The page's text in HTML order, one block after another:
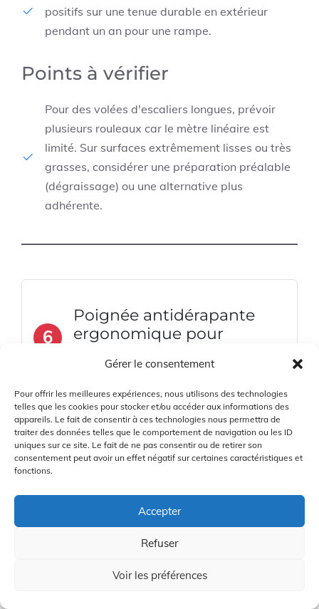
Gérer le consentement
Pour offrir les meilleures expériences, nous utilisons des technologies
telles que les cookies pour stocker et/ou accéder aux informations des
appareils. Le fait de consentir à ces technologies nous permettra de
traiter des données telles que le comportement de navigation ou les ID
uniques sur ce site. Le fait de ne pas consentir ou de retirer son
consentement peut avoir un effet négatif sur certaines caractéristiques et
fonctions.
Accepter
Refuser
Voir les préférences
positifs sur une tenue durable en extérieur
pendant un an pour une rampe.
Points à vérifier
Pour des volées d'escaliers longues, prévoir
plusieurs rouleaux car le mètre linéaire est
limité. Sur surfaces extrêmement lisses ou très
grasses, considérer une préparation préalable
(dégraissage) ou une alternative plus
adhérente.
6
Poignée antidérapante
ergonomique pour